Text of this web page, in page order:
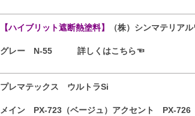
【ハイブリット遮断熱塗料】 （株）シンマテリア
グレー N-55 詳しくはこちら☜
プレマテックス ウルトラSi
メイン PX-723（ベージュ）アクセント PX-726